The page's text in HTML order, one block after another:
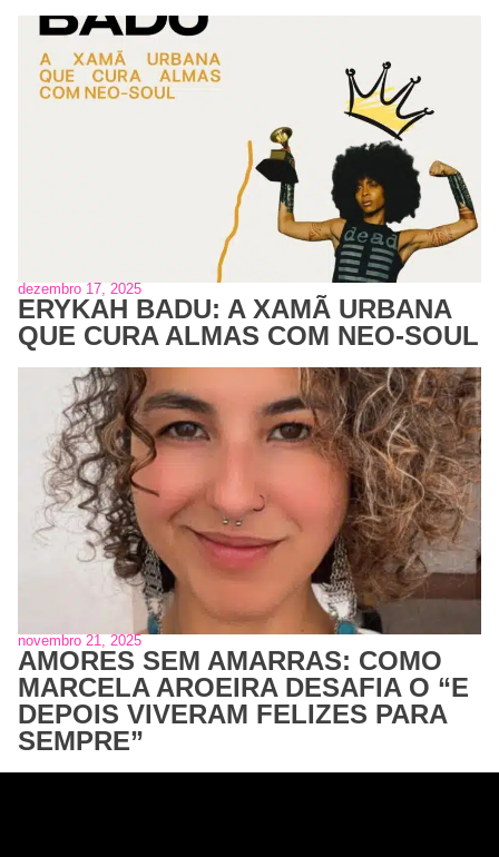
dezembro 17, 2025
ERYKAH BADU: A XAMÃ URBANA
QUE CURA ALMAS COM NEO-SOUL
novembro 21, 2025
AMORES SEM AMARRAS: COMO
MARCELA AROEIRA DESAFIA O “E
DEPOIS VIVERAM FELIZES PARA
SEMPRE”